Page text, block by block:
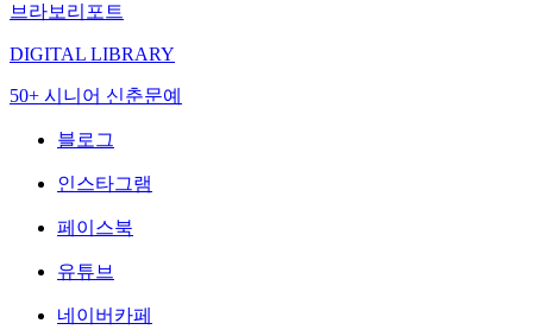
브라보리포트
DIGITAL LIBRARY
50+ 시니어 신춘문예
블로그
인스타그램
페이스북
유튜브
네이버카페